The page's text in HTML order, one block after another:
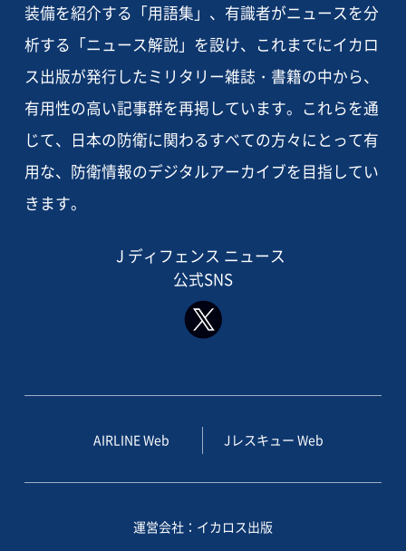
装備を紹介する「用語集」、有識者がニュースを分
析する「ニュース解説」を設け、これまでにイカロ
ス出版が発行したミリタリー雑誌・書籍の中から、
有用性の高い記事群を再掲しています。これらを通
じて、日本の防衛に関わるすべての方々にとって有
用な、防衛情報のデジタルアーカイブを目指してい
きます。
J ディフェンス ニュース
公式SNS
AIRLINE Web Jレスキュー Web
運営会社：イカロス出版